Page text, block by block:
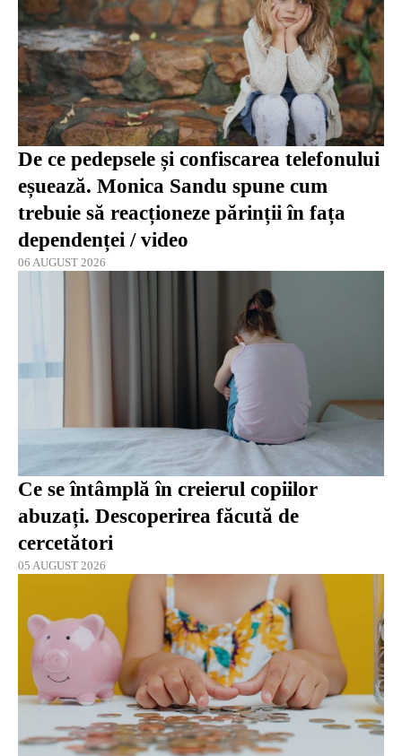
De ce pedepsele și confiscarea telefonului
eșuează. Monica Sandu spune cum
trebuie să reacționeze părinții în fața
dependenței / video
06 AUGUST 2026
Ce se întâmplă în creierul copiilor
abuzați. Descoperirea făcută de
cercetători
05 AUGUST 2026